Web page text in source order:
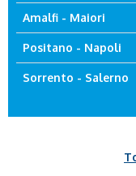
Amalfi - Maiori
Positano - Napoli
Sorrento - Salerno